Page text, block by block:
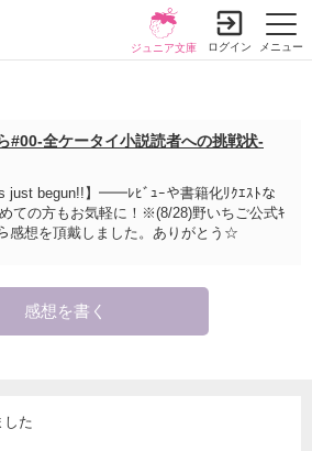
メニュー
ジュニア文庫 ログイン
#00-全ケータイ小説読者への挑戦状-
just begun!!】━━ﾚﾋﾞｭｰや書籍化ﾘｸｴｽﾄな
ての方もお気軽に！※(8/28)野いちご公式ｷ
感想を頂戴しました。ありがとう☆
感想を書く
した